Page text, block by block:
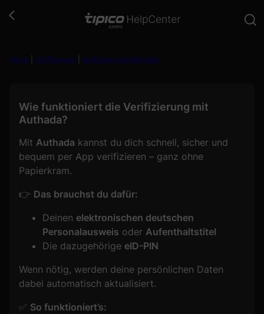
Inhalt
Home Verifizierung Verifizierungsmethoden
Wie funktioniert die Verifizierung mit
Authada?
Mit Authada kannst du dich schnell, sicher und
bequem per App verifizieren – ganz ohne
Papierkram.
👉 Das brauchst du dafür:
Deinen elektronischen deutschen
Personalausweis oder Aufenthaltstitel
Die dazugehörige eID-PIN
Wenn nötig, werden deine persönlichen Daten
dabei automatisch aktualisiert.
✅ So funktioniert’s: